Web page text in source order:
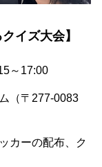
イズ大会】
～17:00
（〒277-0083
カーの配布、ク